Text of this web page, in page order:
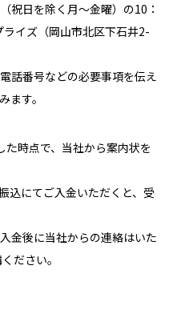
祝日を除く月～金曜）の10：
イズ（岡山市北区下石井2-
話番号などの必要事項を伝え
ます。
時点で、当社から案内状を
込にてご入金いただくと、受
金後に当社からの連絡はいた
ださい。